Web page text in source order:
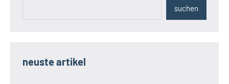
suchen
neuste artikel